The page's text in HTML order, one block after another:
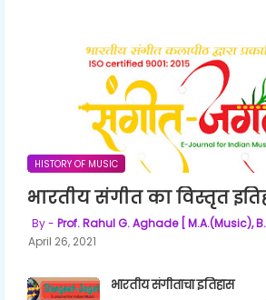
HISTORY OF MUSIC
भारतीय संगीत का विस्तृत
Prof. Rahul G. Aghade [ M.A.(Music),
April 26, 2021
भारतीय संगीताचा इतिहास